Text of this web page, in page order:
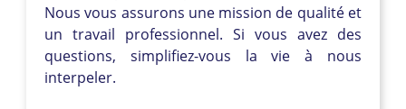
Nous vous assurons une mission de qualité et
un travail professionnel. Si vous avez des
questions, simplifiez-vous la vie à nous
interpeler.